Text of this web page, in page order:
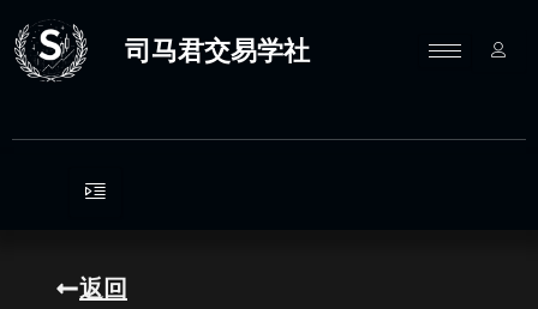
至
内
司马君交易学社
返回